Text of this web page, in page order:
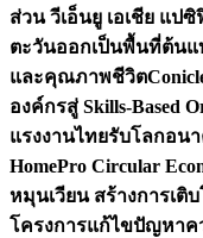
ส่วน วีเอ็นยู เอเชีย แป
ตะวันออกเป็นพื้นที่ต้นแ
และคุณภาพชีวิต
องค์กรสู่ Skills-Based
แรงงานไทยรับโลกอน
HomePro Circular
หมุนเวียน สร้างการเติ
โครงการแก้ไขปัญหาค